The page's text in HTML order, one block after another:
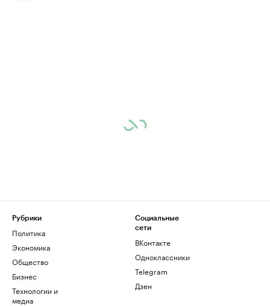
Рубрики
Политика
Экономика
Общество
Бизнес
Технологии и
медиа
Социальные
сети
ВКонтакте
Одноклассники
Telegram
Дзен